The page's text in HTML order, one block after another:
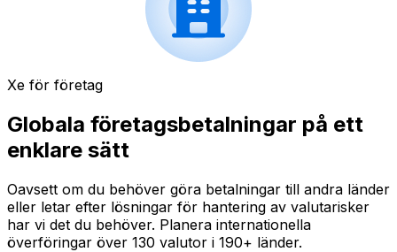
Xe för företag
Globala företagsbetalningar på ett
enklare sätt
Oavsett om du behöver göra betalningar till andra länder
eller letar efter lösningar för hantering av valutarisker
har vi det du behöver. Planera internationella
överföringar över 130 valutor i 190+ länder.